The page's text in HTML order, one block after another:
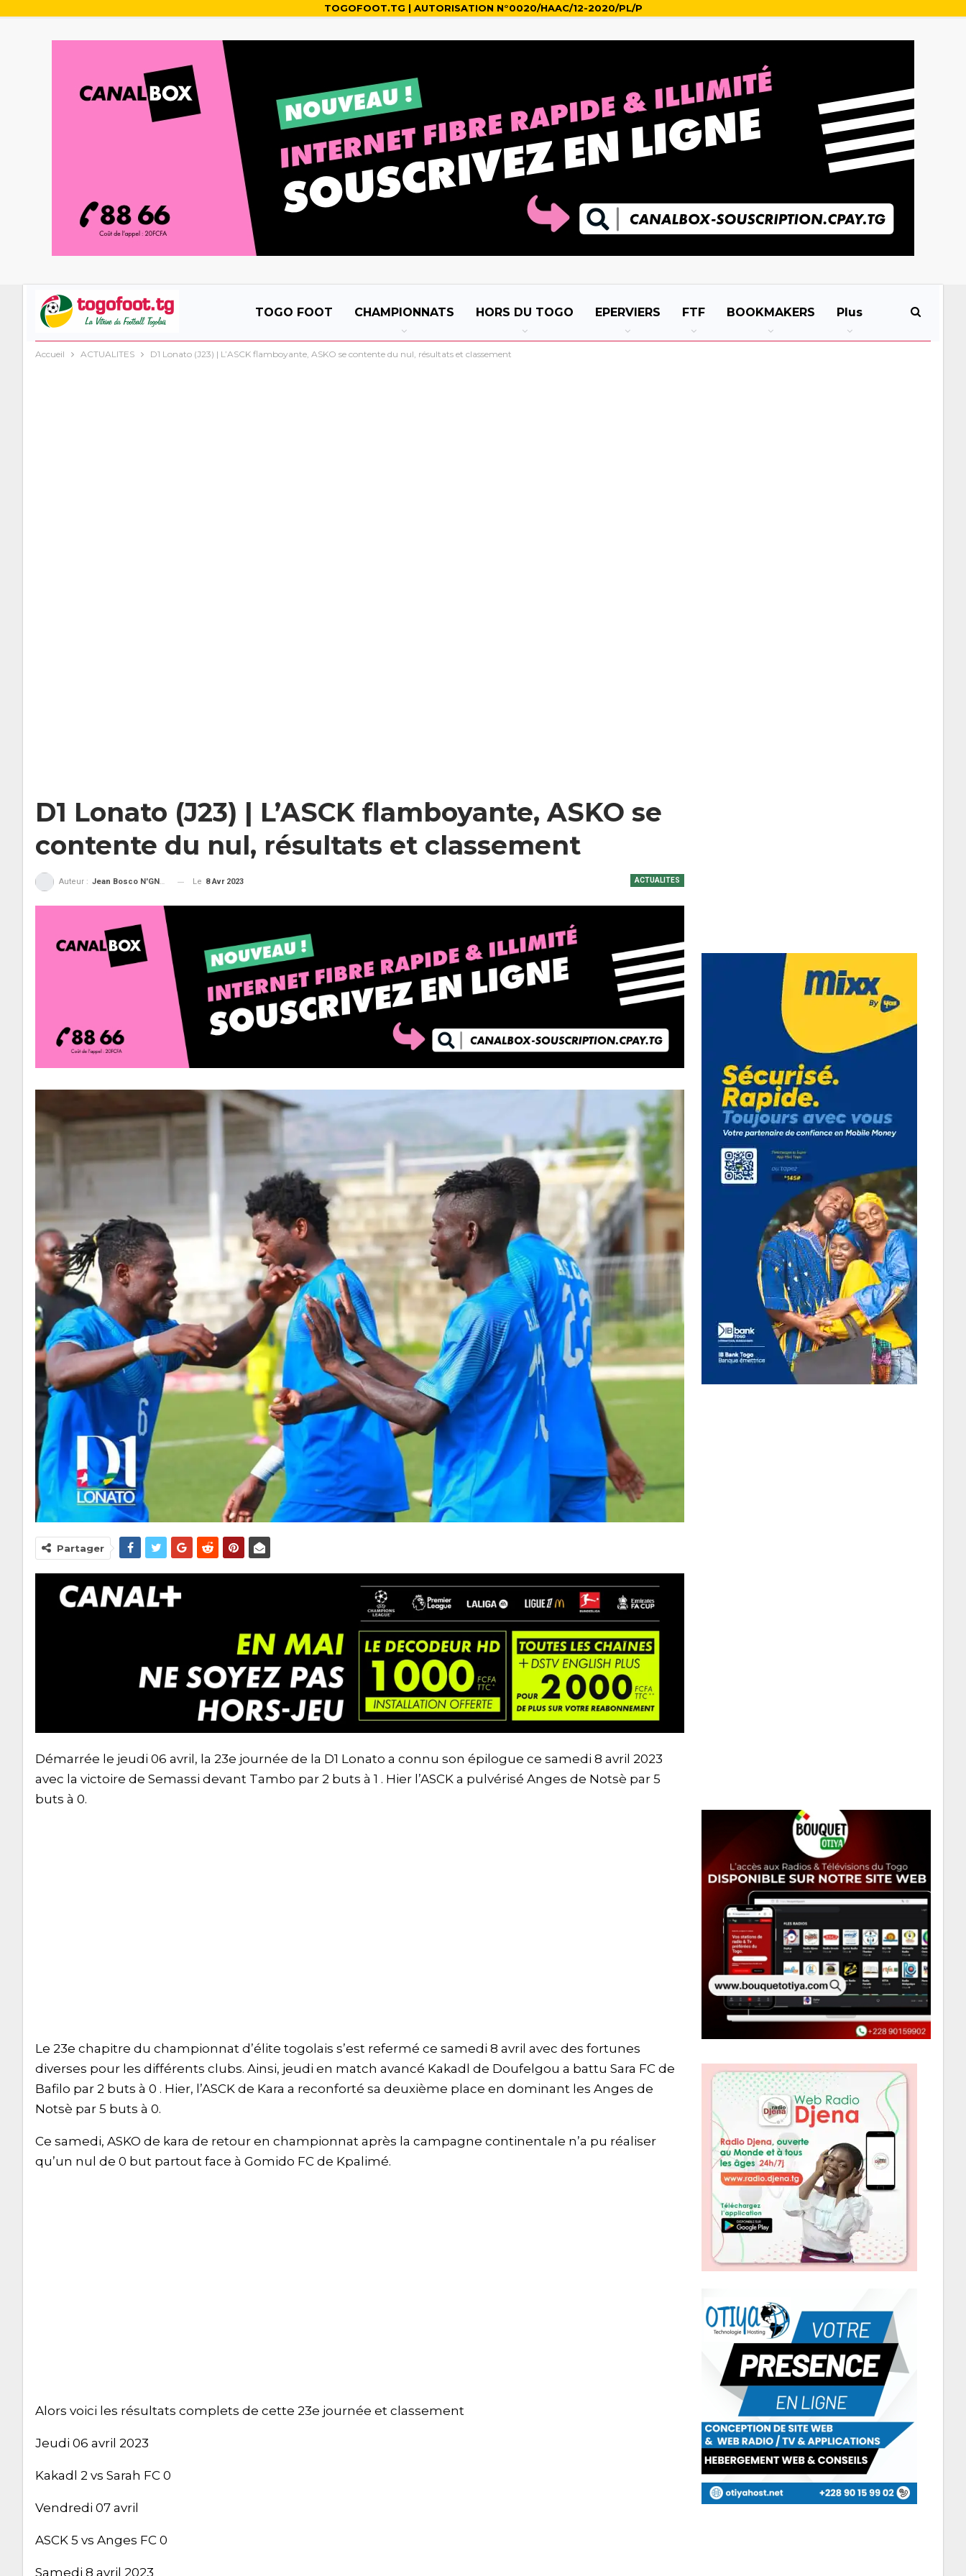
TOGOFOOT.TG | AUTORISATION N°0020/HAAC/12-2020/PL/P
TOGO FOOT CHAMPIONNATS HORS DU TOGO EPERVIERS FTF BOOKMAKERS Plus
Accueil ACTUALITES D1 Lonato (J23) | L’ASCK flamboyante, ASKO se contente du nul, résultats et classement
D1 Lonato (J23) | L’ASCK flamboyante, ASKO se
contente du nul, résultats et classement
ACTUALITES
Auteur : Jean Bosco N'GNAMA Le 8 Avr 2023
Partager
Démarrée le jeudi 06 avril, la 23e journée de la D1 Lonato a connu son épilogue ce samedi 8 avril 2023
avec la victoire de Semassi devant Tambo par 2 buts à 1 . Hier l’ASCK a pulvérisé Anges de Notsè par 5
buts à 0.
Le 23e chapitre du championnat d’élite togolais s’est refermé ce samedi 8 avril avec des fortunes
diverses pour les différents clubs. Ainsi, jeudi en match avancé Kakadl de Doufelgou a battu Sara FC de
Bafilo par 2 buts à 0 . Hier, l’ASCK de Kara a reconforté sa deuxième place en dominant les Anges de
Notsè par 5 buts à 0.
Ce samedi, ASKO de kara de retour en championnat après la campagne continentale n’a pu réaliser
qu’un nul de 0 but partout face à Gomido FC de Kpalimé.
Alors voici les résultats complets de cette 23e journée et classement
Jeudi 06 avril 2023
Kakadl 2 vs Sarah FC 0
Vendredi 07 avril
ASCK 5 vs Anges FC 0
Samedi 8 avril 2023